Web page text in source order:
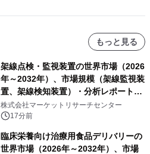
もっと見る
架線点検・監視装置の世界市場（2026
年～2032年）、市場規模（架線監視装
置、架線検知装置）・分析レポートを
発表
株式会社マーケットリサーチセンター
17分前
臨床栄養向け治療用食品デリバリーの
世界市場（2026年～2032年）、市場